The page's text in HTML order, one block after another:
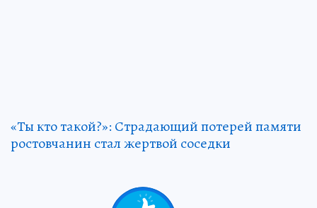
«Ты кто такой?»: Страдающий потерей памяти
ростовчанин стал жертвой соседки